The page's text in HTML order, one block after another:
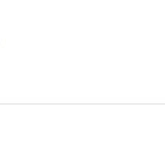
RED 2.1A